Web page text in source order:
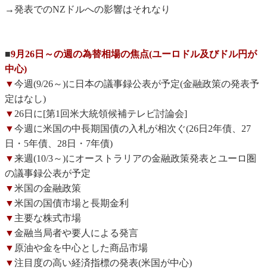
→発表でのNZドルへの影響はそれなり
■9月26日～の週の為替相場の焦点(ユーロドル及びドル円が
中心)
▼今週(9/26～)に日本の議事録公表が予定(金融政策の発表予
定はなし)
▼26日に[第1回米大統領候補テレビ討論会]
▼今週に米国の中長期国債の入札が相次ぐ(26日2年債、27
日・5年債、28日・7年債)
▼来週(10/3～)にオーストラリアの金融政策発表とユーロ圏
の議事録公表が予定
▼米国の金融政策
▼米国の国債市場と長期金利
▼ 主要な株式市場
▼金融当局者や要人による発言
▼ 原油や金を中心とした商品市場
▼注目度の高い経済指標の発表(米国が中心)